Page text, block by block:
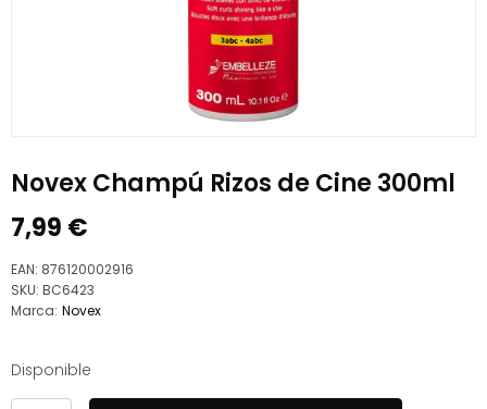
Novex Champú Rizos de Cine 300ml
7,99 €
EAN: 876120002916
SKU: BC6423
Marca: Novex
Disponible